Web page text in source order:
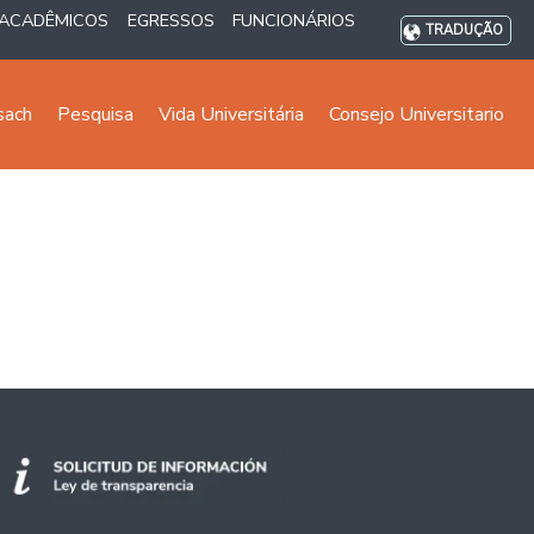
EGRESSOS FUNCIONÁRIOS TRADUÇÃO
Pesquisa Vida Universitária Consejo Universitario